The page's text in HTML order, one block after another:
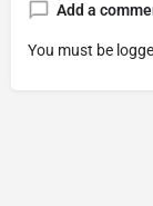
Add a
You must be